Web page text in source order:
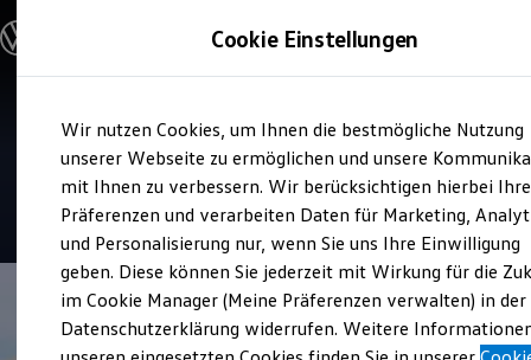
Hauptinhalt
springen
Footer
springen
Modelle und Konfigurator
Modelle vergleichen
Elektroautos
ENERGY Sondermodelle
Nutzfahrzeuge
SUV und CUV
Familienautos
Kombis
Kompaktwagen
Sportwagen
Schnell verfügbare Fahrzeuge
Angebote und Produkte
Aktuelle Angebote
Service
Richard Stein Siegburg
4.6| 203 Bewertungen
Cookie Einstellungen
Wir nutzen Cookies, um Ihnen die bestmögliche Nutzung
unserer Webseite zu ermöglichen und unsere
mit Ihnen zu verbessern. Wir berücksichtigen hierbei Ihre
Präferenzen und verarbeiten Daten für Marketing,
und Personalisierung nur, wenn Sie uns Ihre Einwilligung
geben. Diese können Sie jederzeit mit Wirkung für die
im Cookie Manager (Meine Präferenzen verwalten) in der
Datenschutzerklärung widerrufen. Weitere